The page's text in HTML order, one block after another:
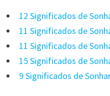
12 Significados de
11 Significados de
11 Significados de
15 Significados de
9 Significados de